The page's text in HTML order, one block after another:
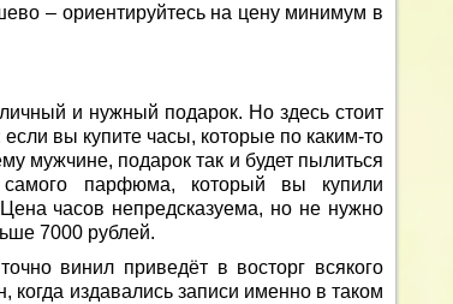
– ориентируйтесь на цену минимум в
и нужный подарок. Но здесь стоит
если вы купите часы, которые по каким-то
мужчине, подарок так и будет пылиться
самого парфюма, который вы купили
часов непредсказуема, но не нужно
7000 рублей.
винил приведёт в восторг всякого
когда издавались записи именно в таком